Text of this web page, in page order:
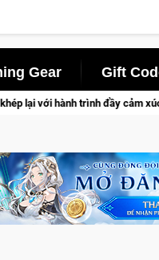
Gear Gift
đầy cảm xúc, Team Falcons